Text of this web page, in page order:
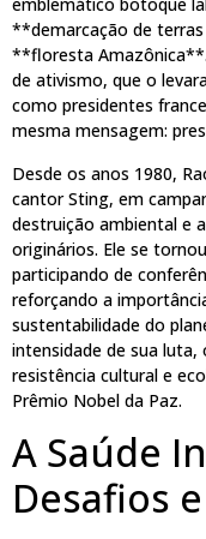
**demarcação de
**floresta
de ativismo, que o
como presidentes
mesma mensagem:
Desde os anos 1980,
cantor Sting, em
destruição ambiental e
originários. Ele se
participando de
reforçando a
sustentabilidade do
intensidade de sua
resistência cultural e
Prêmio Nobel da Paz.
A Saúde
Desafios